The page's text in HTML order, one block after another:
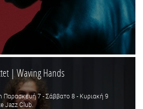
| Waving Hands
Παρασκευή 7 - Σάββατο 8 - Κυριακή 9
Jazz Club.